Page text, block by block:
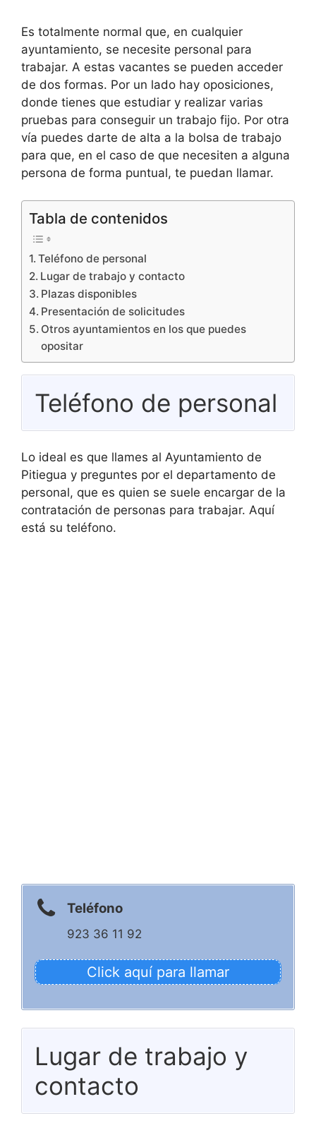
Es totalmente normal que, en cualquier
ayuntamiento, se necesite personal para
trabajar. A estas vacantes se pueden acceder
de dos formas. Por un lado hay oposiciones,
donde tienes que estudiar y realizar varias
pruebas para conseguir un trabajo fijo. Por otra
vía puedes darte de alta a la bolsa de trabajo
para que, en el caso de que necesiten a alguna
persona de forma puntual, te puedan llamar.
Tabla de contenidos
Teléfono de personal
Lugar de trabajo y contacto
Plazas disponibles
Presentación de solicitudes
Otros ayuntamientos en los que puedes
opositar
Teléfono de personal
Lo ideal es que llames al Ayuntamiento de
Pitiegua y preguntes por el departamento de
personal, que es quien se suele encargar de la
contratación de personas para trabajar. Aquí
está su teléfono.
Teléfono
923 36 11 92
Click aquí para llamar
Lugar de trabajo y
contacto